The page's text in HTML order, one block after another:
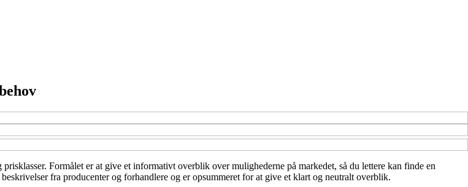
Formålet er at give et informativt overblik over mulighederne på markedet, så du lettere kan finde en
fra producenter og forhandlere og er opsummeret for at give et klart og neutralt overblik.